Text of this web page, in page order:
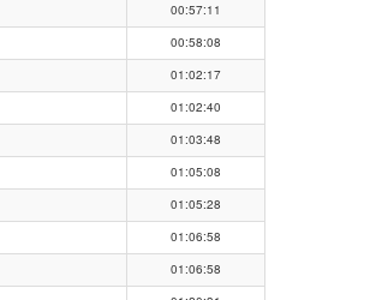
00:57:11
00:58:08
01:02:17
01:02:40
01:03:48
01:05:08
01:05:28
01:06:58
01:06:58